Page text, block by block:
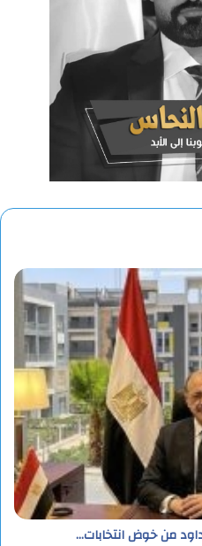
من خوض انتخابات…